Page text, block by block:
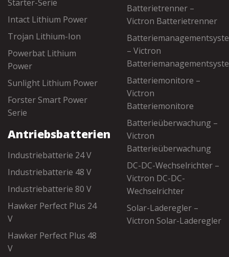
Starter-Serie
Intact Lithium Power
Trojan Lithium-Ion
Powerbat Lithium
Power
Sunlight Lithium Power
Forster Smart Power
Serie
Antriebsbatterien
Industriebatterie 24 V
Industriebatterie 48 V
Industriebatterie 80 V
Hawker Perfect Plus 24
V
Hawker Perfect Plus 48
V
Batterietrenner –
Victron Batterietrenner
– Victron
Batteriemonitore –
Victron
Batteriemonitore
Batterieüberwachung –
Victron
Batterieüberwachung
DC-DC-Wechselrichter –
Victron DC-DC-
Wechselrichter
Solar-Laderegler –
Victron Solar-Laderegler